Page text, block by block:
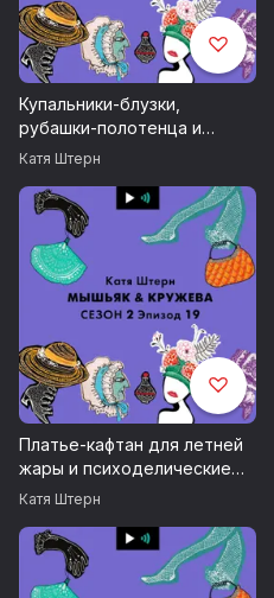
Купальники-блузки,
рубашки-полотенца и
трусы почти на голове
Катя Штерн
Платье-кафтан для летней
жары и психоделические
движущиеся принты!
Катя Штерн